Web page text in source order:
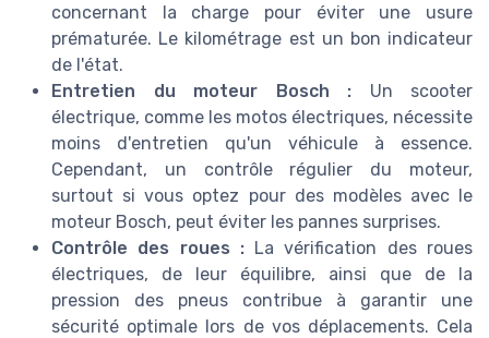
concernant la charge pour éviter une usure
prématurée. Le kilométrage est un bon indicateur
de l'état.
Entretien du moteur Bosch : Un scooter
électrique, comme les motos électriques, nécessite
moins d'entretien qu'un véhicule à essence.
Cependant, un contrôle régulier du moteur,
surtout si vous optez pour des modèles avec le
moteur Bosch, peut éviter les pannes surprises.
Contrôle des roues :La vérification des roues
électriques, de leur équilibre, ainsi que de la
pression des pneus contribue à garantir une
sécurité optimale lors de vos déplacements. Cela